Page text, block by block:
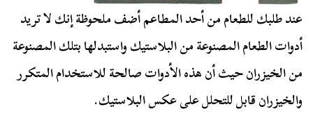
عند طلبك للطعام من أحد المطاعم أضف ملحوظة إنك لا تريد
أدوات الطعام المصنوعة من البلاستيك واستبدلها بتلك المصنوعة
من الخيزران حيث أن هذه الأدوات صالحة للاستخدام المتكرر
والخيزران قابل للتحلل على عكس البلاستيك.